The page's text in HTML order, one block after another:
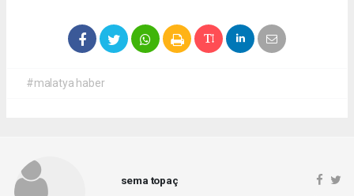
#malatya haber
sema topaç